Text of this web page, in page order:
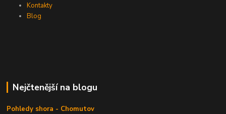
Kontakty
Blog
Nejčtenější na blogu
Pohledy shora - Chomutov